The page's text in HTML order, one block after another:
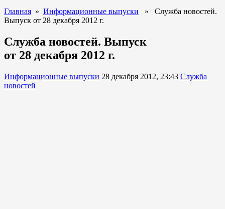
Главная » Информационные выпуски » Служба новостей.
Выпуск от 28 декабря 2012 г.
Служба новостей. Выпуск
от 28 декабря 2012 г.
Информационные выпуски 28 декабря 2012, 23:43 Служба
новостей